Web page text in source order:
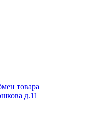
товара
д.11